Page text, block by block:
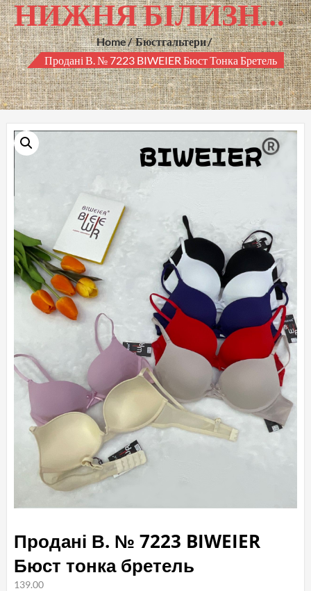
НИЖНЯ БІЛИЗНА ГУРТОМ
Home
Бюстгальтери
Продані В. № 7223 BIWEIER Бюст Тонка Бретель
Продані В. № 7223 BIWEIER
Бюст тонка бретель
139.00